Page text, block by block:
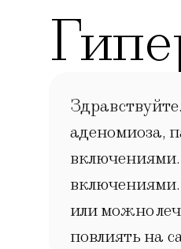
аденомиоза,
или можно
повлиять на